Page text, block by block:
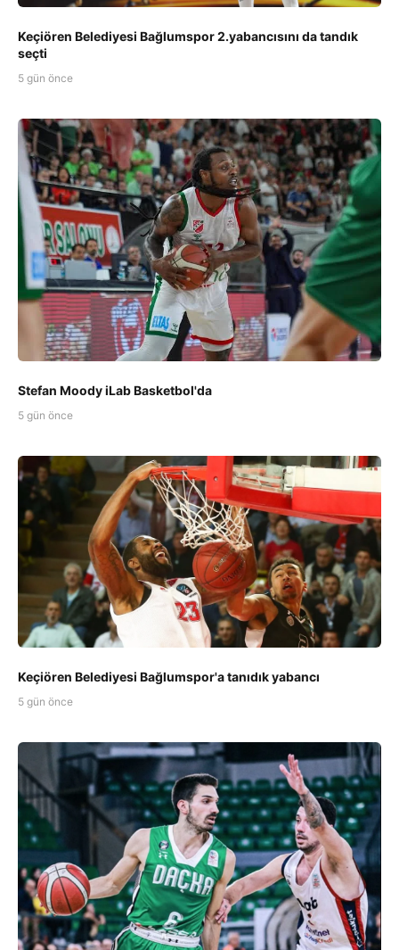
Keçiören Belediyesi Bağlumspor 2.yabancısını da tandık
seçti
5 gün önce
Stefan Moody iLab Basketbol'da
5 gün önce
Keçiören Belediyesi Bağlumspor'a tanıdık yabancı
5 gün önce